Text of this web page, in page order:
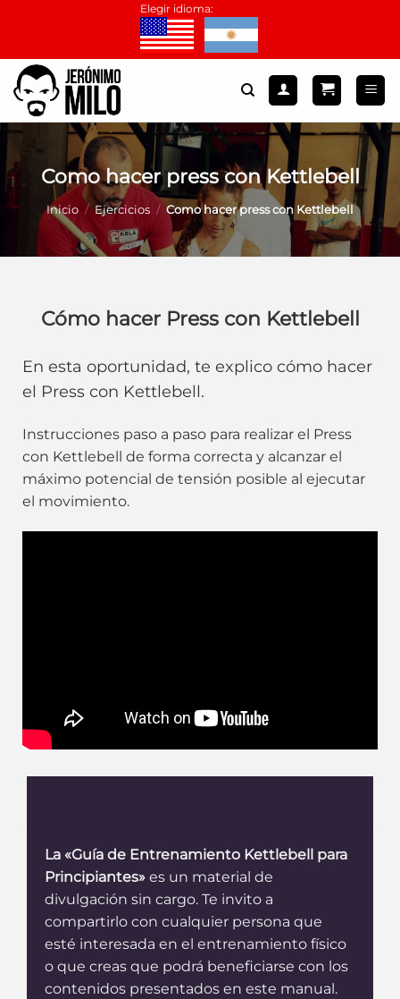
contenido
Elegir idioma:
Como hacer press con Kettlebell
Inicio / Ejercicios / Como hacer press con Kettlebell
Cómo hacer Press con Kettlebell
En esta oportunidad, te explico cómo hacer
el Press con Kettlebell.
Instrucciones paso a paso para realizar el Press
con Kettlebell de forma correcta y alcanzar el
máximo potencial de tensión posible al ejecutar
el movimiento.
La «Guía de Entrenamiento Kettlebell para
Principiantes» es un material de
divulgación sin cargo. Te invito a
compartirlo con cualquier persona que
esté interesada en el entrenamiento físico
o que creas que podrá beneficiarse con los
contenidos presentados en este manual.